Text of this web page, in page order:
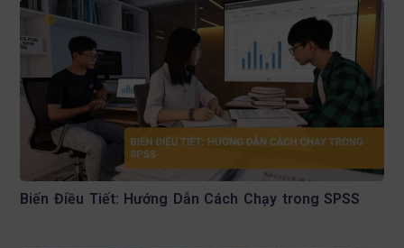
Biến Điều Tiết: Hướng Dẫn Cách Chạy trong SPSS